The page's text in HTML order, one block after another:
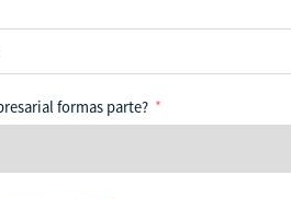
formas parte?